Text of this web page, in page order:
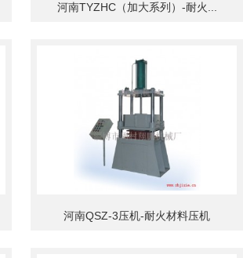
河南TYZHC（加大系列）-耐火...
河南QSZ-3压机-耐火材料压机